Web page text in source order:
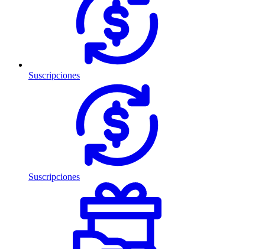
Suscripciones
Suscripciones